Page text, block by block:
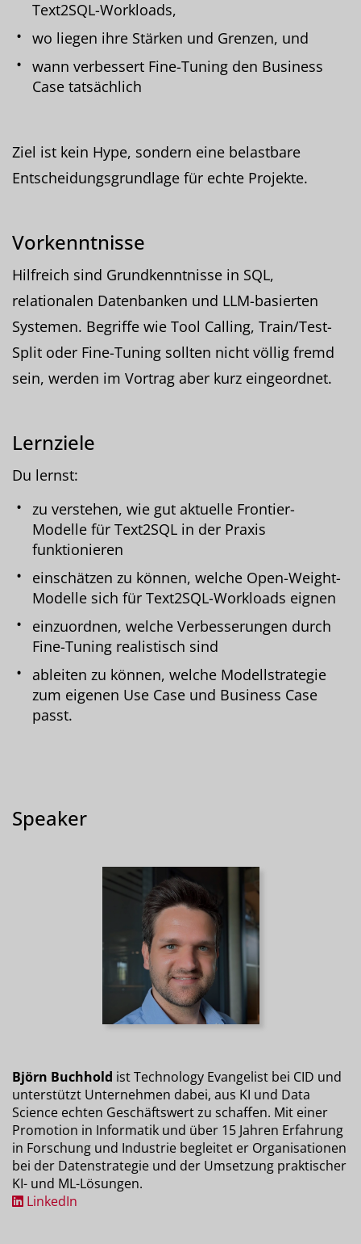
Text2SQL-Workloads,
wo liegen ihre Stärken und Grenzen, und
wann verbessert Fine-Tuning den Business
Case tatsächlich
Ziel ist kein Hype, sondern eine belastbare
Entscheidungsgrundlage für echte Projekte.
Vorkenntnisse
Hilfreich sind Grundkenntnisse in SQL,
relationalen Datenbanken und LLM-basierten
Systemen. Begriffe wie Tool Calling, Train/Test-
Split oder Fine-Tuning sollten nicht völlig fremd
sein, werden im Vortrag aber kurz eingeordnet.
Lernziele
Du lernst:
zu verstehen, wie gut aktuelle Frontier-
Modelle für Text2SQL in der Praxis
funktionieren
einschätzen zu können, welche Open-Weight-
Modelle sich für Text2SQL-Workloads eignen
einzuordnen, welche Verbesserungen durch
Fine-Tuning realistisch sind
ableiten zu können, welche Modellstrategie
zum eigenen Use Case und Business Case
passt.
Speaker
Björn Buchhold ist Technology Evangelist bei CID und
unterstützt Unternehmen dabei, aus KI und Data
Science echten Geschäftswert zu schaffen. Mit einer
Promotion in Informatik und über 15 Jahren Erfahrung
in Forschung und Industrie begleitet er Organisationen
bei der Datenstrategie und der Umsetzung praktischer
KI- und ML-Lösungen.
LinkedIn